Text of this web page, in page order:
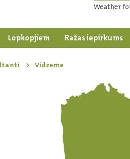
Weather
Lopkopjiem Ražas iepirkums
Vidzeme